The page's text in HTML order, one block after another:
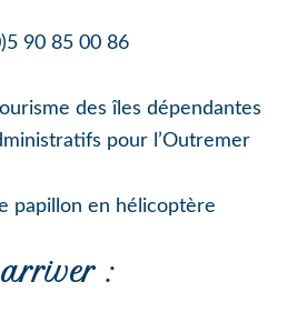
90 85 00 86
des îles dépendantes
pour l’Outremer
papillon en hélicoptère
: